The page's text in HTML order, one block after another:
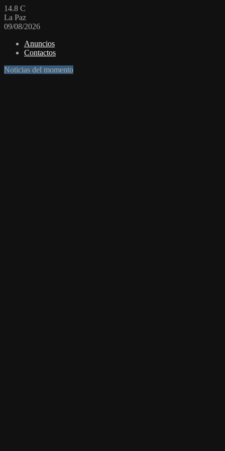
14.8 C
La Paz
09/08/2026
Anuncios
Contactos
Noticias del momento